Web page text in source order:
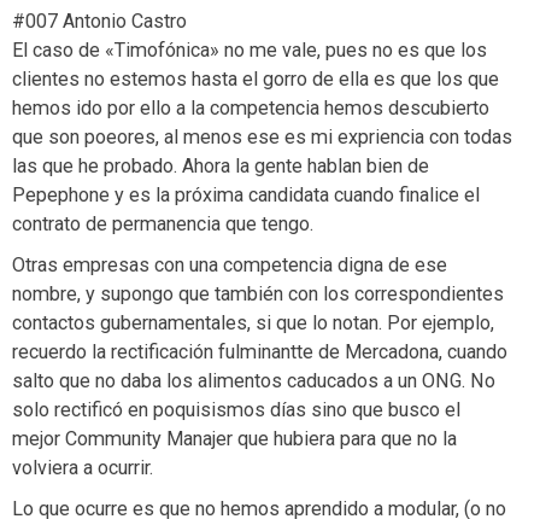
#007 Antonio Castro
El caso de «Timofónica» no me vale, pues no es que los
clientes no estemos hasta el gorro de ella es que los que
hemos ido por ello a la competencia hemos descubierto
que son poeores, al menos ese es mi expriencia con todas
las que he probado. Ahora la gente hablan bien de
Pepephone y es la próxima candidata cuando finalice el
contrato de permanencia que tengo.
Otras empresas con una competencia digna de ese
nombre, y supongo que también con los correspondientes
contactos gubernamentales, si que lo notan. Por ejemplo,
recuerdo la rectificación fulminantte de Mercadona, cuando
salto que no daba los alimentos caducados a un ONG. No
solo rectificó en poquisismos días sino que busco el
mejor Community Manajer que hubiera para que no la
volviera a ocurrir.
Lo que ocurre es que no hemos aprendido a modular, (o no